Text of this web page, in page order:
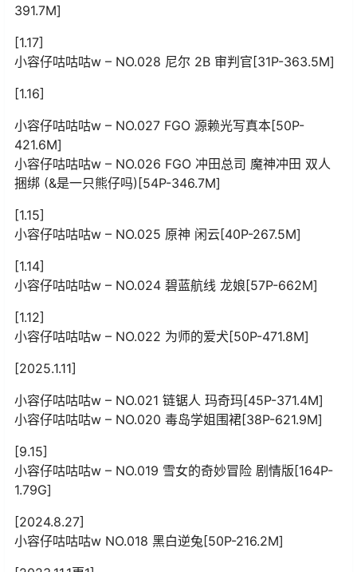
391.7M]
[1.17]
小容仔咕咕咕w – NO.028 尼尔 2B 审判官[31P-363.5M]
[1.16]
小容仔咕咕咕w – NO.027 FGO 源赖光写真本[50P-
421.6M]
小容仔咕咕咕w – NO.026 FGO 冲田总司 魔神冲田 双人
捆绑 (&是一只熊仔吗)[54P-346.7M]
[1.15]
小容仔咕咕咕w – NO.025 原神 闲云[40P-267.5M]
[1.14]
小容仔咕咕咕w – NO.024 碧蓝航线 龙娘[57P-662M]
[1.12]
小容仔咕咕咕w – NO.022 为师的爱犬[50P-471.8M]
[2025.1.11]
小容仔咕咕咕w – NO.021 链锯人 玛奇玛[45P-371.4M]
小容仔咕咕咕w – NO.020 毒岛学姐围裙[38P-621.9M]
[9.15]
小容仔咕咕咕w – NO.019 雪女的奇妙冒险 剧情版[164P-
1.79G]
[2024.8.27]
小容仔咕咕咕w NO.018 黑白逆兔[50P-216.2M]